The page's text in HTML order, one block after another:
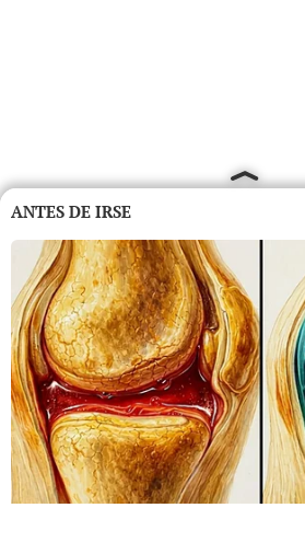
ANTES DE IRSE